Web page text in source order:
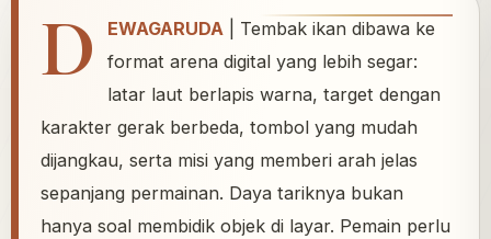
D EWAGARUDA | Tembak ikan dibawa ke
format arena digital yang lebih segar:
latar laut berlapis warna, target dengan
karakter gerak berbeda, tombol yang mudah
dijangkau, serta misi yang memberi arah jelas
sepanjang permainan. Daya tariknya bukan
hanya soal membidik objek di layar. Pemain perlu